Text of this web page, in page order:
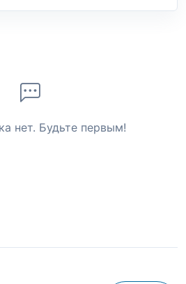
нет. Будьте первым!